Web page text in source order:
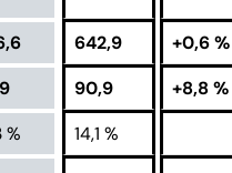
642,9
+0,6 %
90,9
+8,8 %
% 14,1 %